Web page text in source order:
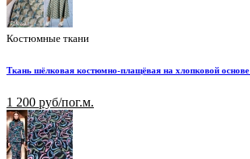
Костюмные ткани
Ткань шёлковая костюмно-плащёвая на хлопковой
1 200 руб/пог.м.